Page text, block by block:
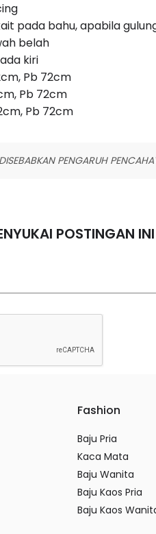
pada bahu, apabila
belah
kiri
Pb 72cm
Pb 72cm
Pb 72cm
PENGARUH
POSTINGAN INI
Fashion
Baju Pria
Kaca Mata
Baju Wanita
Baju Kaos Pria
Baju Kaos